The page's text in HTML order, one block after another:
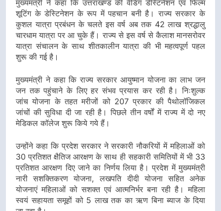
मुख्यमंत्री ने कहा कि उत्तराखण्ड की वेडिंग डेस्टिनेशन एवं फिल्म
शूटिंग के डेस्टिनेशन के रूप में पहचान बनी है। राज्य सरकार के
कुशल यात्रा प्रबंधन के चलते इस वर्ष अब तक 42 लाख श्रद्धालु
चारधाम यात्रा पर आ चुके हैं। राज्य से इस वर्ष से कैलाश मानसरोवर
यात्रा संचालन के साथ शीतकालीन यात्रा की भी महत्वपूर्ण पहल
शुरू की गई है।
मुख्यमंत्री ने कहा कि राज्य सरकार आयुष्मान योजना का लाभ जन
जन तक पहुंचाने के लिए हर संभव प्रयास कर रही है। निःशुल्क
जांच योजना के तहत मरीजों को 207 प्रकार की पैथोलॉजिकल
जांचों की सुविधा दी जा रही है। पिछले तीन वर्षों में राज्य में दो नए
मेडिकल कॉलेज शुरू किये गये हैं।
उन्होंने कहा कि प्रदेश सरकार ने सरकारी नौकरियों में महिलाओं को
30 प्रतिशत क्षैतिज आरक्षण के साथ ही सहकारी समितियों में भी 33
प्रतिशत आरक्षण दिए जाने का निर्णय लिया है। प्रदेश में मुख्यमंत्री
नारी सशक्तिकरण योजना, लखपति दीदी योजना सहित अनेक
योजनाएं महिलाओं को सशक्त एवं आत्मनिर्भर बना रही है। महिला
स्वयं सहायता समूहों को 5 लाख तक का ऋण बिना ब्याज के दिया